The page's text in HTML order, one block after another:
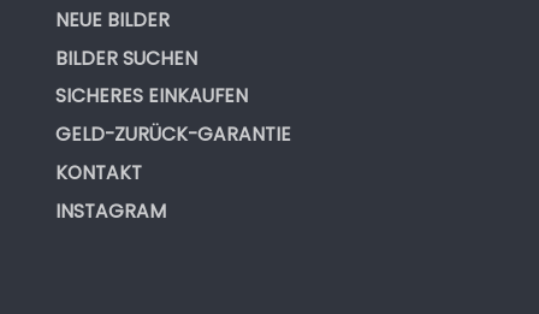
NEUE BILDER
BILDER SUCHEN
SICHERES EINKAUFEN
GELD-ZURÜCK-GARANTIE
KONTAKT
INSTAGRAM